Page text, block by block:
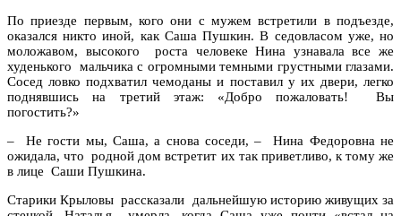
По приезде первым, кого они с мужем встретили в подъезде,
оказался никто иной, как Саша Пушкин. В седовласом уже, но
моложавом, высокого роста человеке Нина узнавала все же
худенького мальчика с огромными темными грустными глазами.
Сосед ловко подхватил чемоданы и поставил у их двери, легко
поднявшись на третий этаж: «Добро пожаловать! Вы
погостить?»
– Не гости мы, Саша, а снова соседи, – Нина Федоровна не
ожидала, что родной дом встретит их так приветливо, к тому же
в лице Саши Пушкина.
Старики Крыловы рассказали дальнейшую историю живущих за